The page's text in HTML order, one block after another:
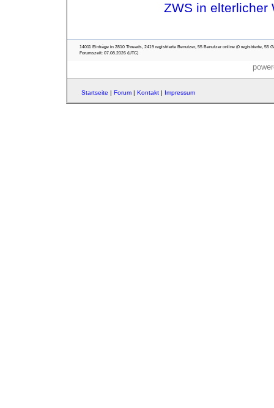
ZWS in elterlicher
14011 Einträge in 2810 Threads, 2419 registrierte Benutzer, 55 Benutzer online (0 registrierte, 55
Forumszeit: 07.08.2026 (UTC)
Startseite | Forum| Kontakt| Impressum